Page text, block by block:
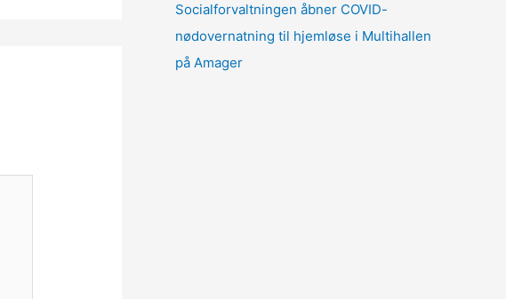
Socialforvaltningen åbner COVID-
nødovernatning til hjemløse i Multihallen
på Amager